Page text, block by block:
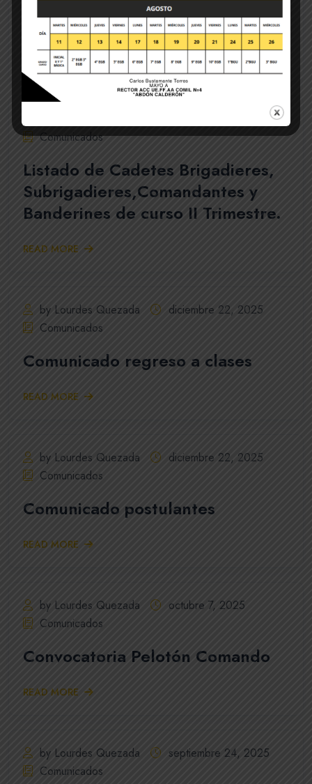
El plantel comunica la realización del simulacro en el
nivel inicial II y Escuela básica.
READ MORE
Comunicados
Listado de Cadetes Brigadieres,
Subrigadieres,Comandantes y
Banderines de curso II Trimestre.
READ MORE
by Lourdes Quezada
diciembre 22, 2025
Comunicados
Comunicado regreso a clases
READ MORE
by Lourdes Quezada
diciembre 22, 2025
Comunicados
Comunicado postulantes
READ MORE
by Lourdes Quezada
octubre 7, 2025
Comunicados
Convocatoria Pelotón Comando
READ MORE
by Lourdes Quezada
septiembre 24, 2025
Comunicados